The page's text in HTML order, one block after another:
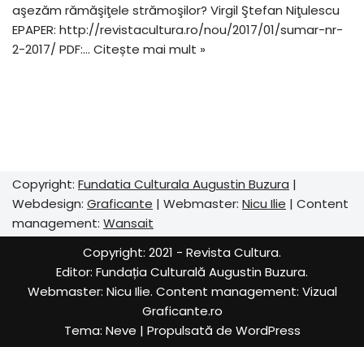
aşezăm rămăşiţele strămoşilor? Virgil Ştefan Niţulescu
EPAPER: http://revistacultura.ro/nou/2017/01/sumar-nr-
2-2017/ PDF:… Citește mai mult »
Copyright: Fundatia Culturala Augustin Buzura |
Webdesign: Graficante | Webmaster: Nicu Ilie | Content
management: Wansait
Copyright: 2021 - Revista Cultura.
Editor: Fundația Culturală Augustin Buzura.
Webmaster: Nicu Ilie. Content management: Vizual
Graficante.ro
Tema: Neve | Propulsată de WordPress